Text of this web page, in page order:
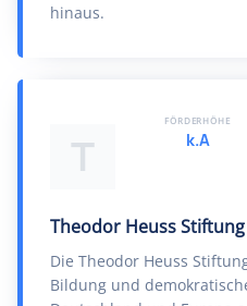
hinaus.
T
Theodor Heuss Stiftung
Die Theodor Heuss
Bildung und
FÖRDERHÖHE
k.A